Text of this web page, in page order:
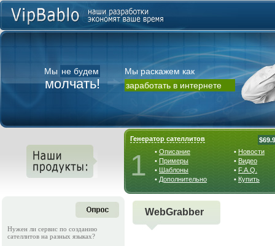
Мы не будем
молчать!
Мы раскажем как
заработать в интернете
Генератор сателлитов
1 • Описание
• Примеры
• Шаблоны
• Дополнительно
• Новости
• Видео
• F.A.Q.
• Купить
Нужен ли сервис по созданию
сателлитов на разных языках?
WebGrabber